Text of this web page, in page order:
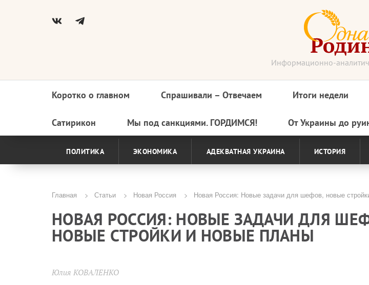
Информационно-
Основная
навигация
Коротко о главном Спрашивали – Отвечаем Итоги недели
Сатирикон Мы под санкциями. ГОРДИМСЯ! От Украины до
ПОЛИТИКА ЭКОНОМИКА АДЕКВАТНАЯ УКРАИНА ИСТОРИЯ
Строка
навигации
Главная Статьи Новая Россия Новая Россия: Новые задачи для шефов, новые
НОВАЯ РОССИЯ: НОВЫЕ ЗАДАЧИ ДЛЯ
НОВЫЕ СТРОЙКИ И НОВЫЕ ПЛАНЫ
Юлия КОВАЛЕНКО